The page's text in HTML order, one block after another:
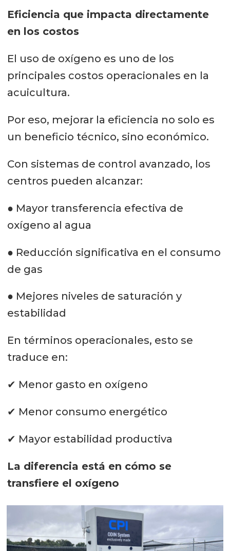
Eficiencia que impacta directamente
en los costos
El uso de oxígeno es uno de los
principales costos operacionales en la
acuicultura.
Por eso, mejorar la eficiencia no solo es
un beneficio técnico, sino económico.
Con sistemas de control avanzado, los
centros pueden alcanzar:
● Mayor transferencia efectiva de
oxígeno al agua
● Reducción significativa en el consumo
de gas
● Mejores niveles de saturación y
estabilidad
En términos operacionales, esto se
traduce en:
✔ Menor gasto en oxígeno
✔ Menor consumo energético
✔ Mayor estabilidad productiva
La diferencia está en cómo se
transfiere el oxígeno